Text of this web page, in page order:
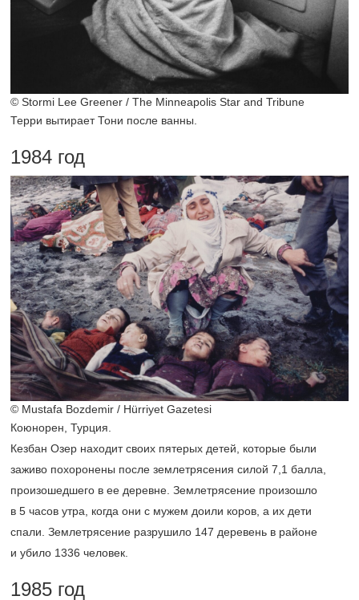
© Stormi Lee Greener / The Minneapolis Star and Tribune
Терри вытирает Тони после ванны.
1984 год
© Mustafa Bozdemir / Hürriyet Gazetesi
Коюнорен, Турция.
Кезбан Озер находит своих пятерых детей, которые были
заживо похоронены после землетрясения силой 7,1 балла,
произошедшего в ее деревне. Землетрясение произошло
в 5 часов утра, когда они с мужем доили коров, а их дети
спали. Землетрясение разрушило 147 деревень в районе
и убило 1336 человек.
1985 год